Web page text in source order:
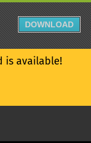
is available!
DOWNLOAD